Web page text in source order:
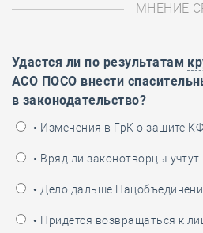
МНЕНИЕ
Удастся ли по результатам
АСО ПОСО внести
в законодательство?
• Изменения в ГрК о защите
• Вряд ли законотворцы
• Дело дальше
• Придётся возвращаться к